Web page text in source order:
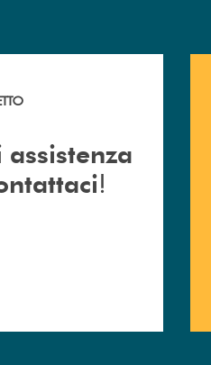
immediata? Contattaci !
assistenza
!